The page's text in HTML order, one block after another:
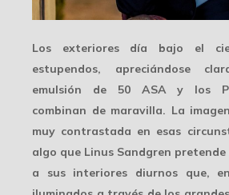
Los exteriores día bajo el
estupendos, apreciándose
emulsión de 50 ASAy los
combinan de maravilla. La
muy contrastada en esas
algo que Linus Sandgren
a sus interiores diurnos que,